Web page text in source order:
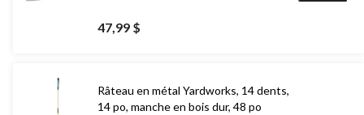
47,99 $
Râteau en métal Yardworks, 14 dents,
14 po, manche en bois dur, 48 po